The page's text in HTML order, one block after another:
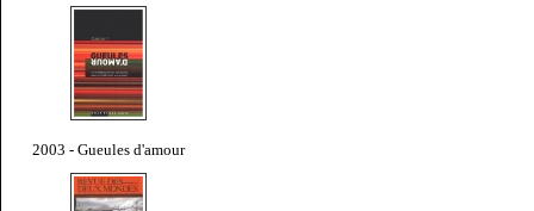
2003 - Gueules d'amour